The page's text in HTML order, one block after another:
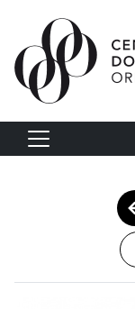
Vés al contingut
Navegació